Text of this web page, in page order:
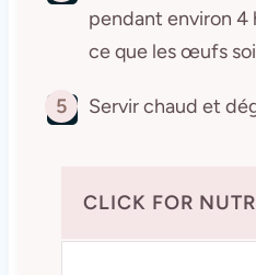
pendant environ 4
ce que les œufs
5 Servir chaud et
CLICK FOR